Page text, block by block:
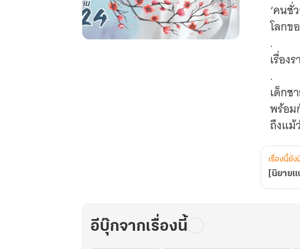
‘คนชั่
โลกข
.
เรื่อง
.
เด็กช
พร้อม
ถึงแม้
แต่เข
หนทา
อาจจ
เรื่องนี้ยั
[นิยาย
อีบุ๊กจากเรื่องนี้